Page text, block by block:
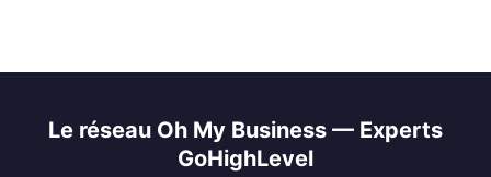
Le réseau Oh My Business — Experts
GoHighLevel